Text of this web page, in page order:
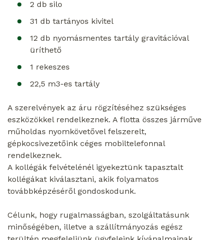
2 db silo
31 db tartányos kivitel
12 db nyomásmentes tartály gravitációval
üríthető
1 rekeszes
22,5 m3-es tartály
A szerelvények az áru rögzítéséhez szükséges
eszközökkel rendelkeznek. A flotta összes járműve
műholdas nyomkövetővel felszerelt,
gépkocsivezetőink céges mobiltelefonnal
rendelkeznek.
A kollégák felvételénél igyekeztünk tapasztalt
kollégákat kiválasztani, akik folyamatos
továbbképzéséről gondoskodunk.
Célunk, hogy rugalmasságban, szolgáltatásunk
minőségében, illetve a szállítmányozás egész